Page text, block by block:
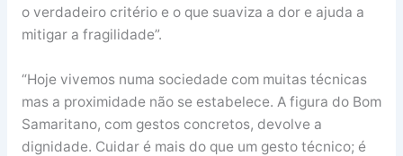
o verdadeiro critério e o que suaviza a dor e ajuda a
mitigar a fragilidade”.
“Hoje vivemos numa sociedade com muitas técnicas
mas a proximidade não se estabelece. A figura do Bom
Samaritano, com gestos concretos, devolve a
dignidade. Cuidar é mais do que um gesto técnico; é